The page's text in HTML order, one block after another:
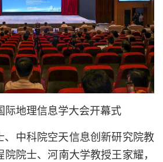
际地理信息学大会开幕式
、中科院空天信息创新研究院教
院士、河南大学教授王家耀，